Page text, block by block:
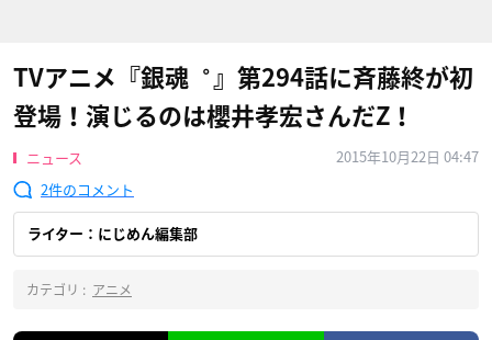
TVアニメ『銀魂゜』第294話に斉藤終が初
登場！演じるのは櫻井孝宏さんだZ！
ニュース
2015年10月22日 04:47
2
ライター：にじめん編集部
カテゴリ : アニメ